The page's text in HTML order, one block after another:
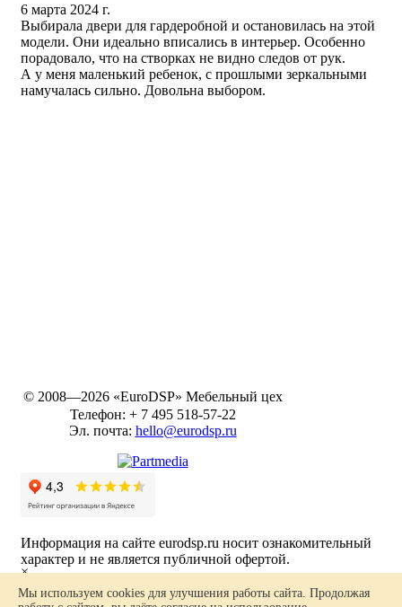
6 марта 2024 г.
Выбирала двери для гардеробной и остановилась на этой
модели. Они идеально вписались в интерьер. Особенно
порадовало, что на створках не видно следов от рук.
А у меня маленький ребенок, с прошлыми зеркальными
намучалась сильно. Довольна выбором.
© 2008—2026 «EuroDSP» Мебельный цех
Телефон: + 7 495 518-57-22
Эл. почта: hello@eurodsp.ru
Информация на сайте eurodsp.ru носит ознакомительный
характер и не является публичной офертой.
Политика в отношении обработки персональных данных
×
Ваш заказ
Мы используем cookies для улучшения работы сайта. Продолжая